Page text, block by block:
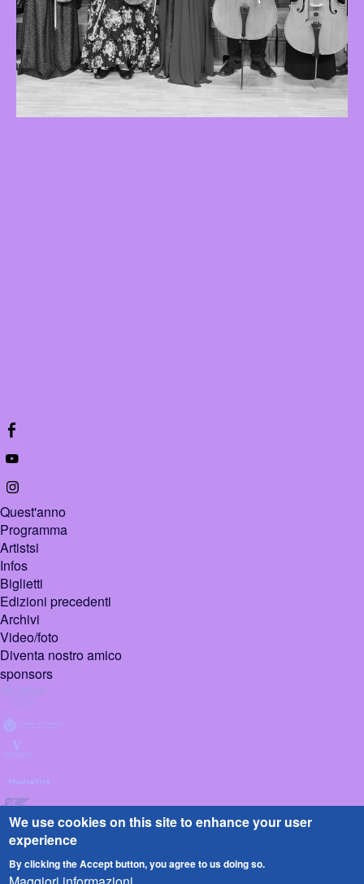
Quest'anno
Programma
Artistsi
Infos
Biglietti
Edizioni precedenti
Archivi
Video/foto
Diventa nostro amico
sponsors
We use cookies on this site to enhance your user
experience
By clicking the Accept button, you agree to us doing so.